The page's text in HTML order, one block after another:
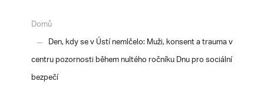
Domů
Den, kdy se v Ústí nemlčelo: Muži, konsent a trauma v
centru pozornosti během nultého ročníku Dnu pro sociální
bezpečí